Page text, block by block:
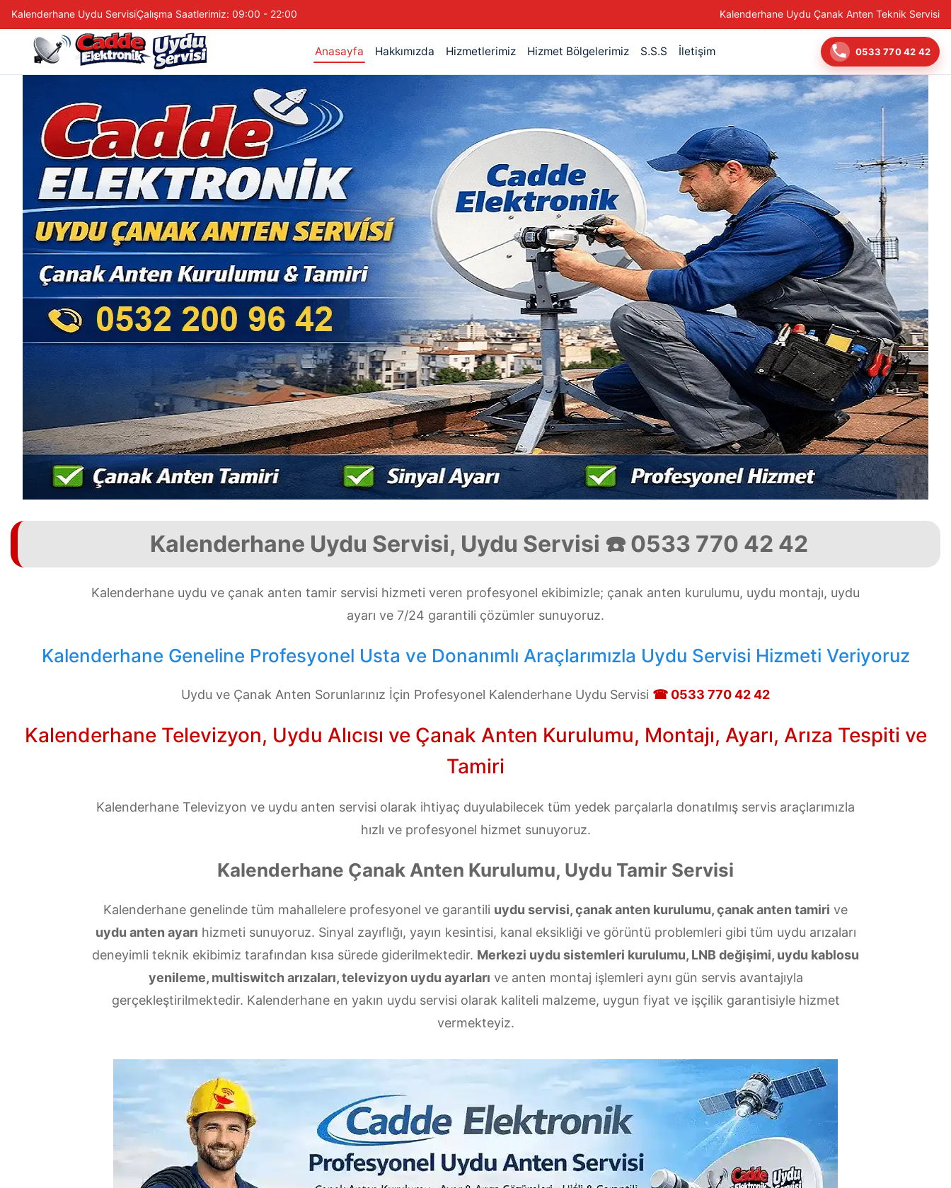
Kalenderhane Uydu ServisiÇalışma Saatlerimiz: 09:00 - 22:00 Kalenderhane Uydu Çanak Anten Teknik Servisi
Anasayfa Hakkımızda Hizmetlerimiz Hizmet Bölgelerimiz S.S.S İletişim 0533 770 42 42
Kalenderhane Uydu Servisi, Uydu Servisi ☎️ 0533 770 42 42
Kalenderhane uydu ve çanak anten tamir servisi hizmeti veren profesyonel ekibimizle; çanak anten kurulumu, uydu montajı, uydu
ayarı ve 7/24 garantili çözümler sunuyoruz.
Kalenderhane Geneline Profesyonel Usta ve Donanımlı Araçlarımızla Uydu Servisi Hizmeti Veriyoruz
Uydu ve Çanak Anten Sorunlarınız İçin Profesyonel Kalenderhane Uydu Servisi ☎ 0533 770 42 42
Kalenderhane Televizyon, Uydu Alıcısı ve Çanak Anten Kurulumu, Montajı, Ayarı, Arıza Tespiti ve
Tamiri
Kalenderhane Televizyon ve uydu anten servisi olarak ihtiyaç duyulabilecek tüm yedek parçalarla donatılmış servis araçlarımızla
hızlı ve profesyonel hizmet sunuyoruz.
Kalenderhane Çanak Anten Kurulumu, Uydu Tamir Servisi
Kalenderhane genelinde tüm mahallelere profesyonel ve garantili uydu servisi, çanak anten kurulumu, çanak anten tamiri ve
uydu anten ayarı hizmeti sunuyoruz. Sinyal zayıflığı, yayın kesintisi, kanal eksikliği ve görüntü problemleri gibi tüm uydu arızaları
deneyimli teknik ekibimiz tarafından kısa sürede giderilmektedir. Merkezi uydu sistemleri kurulumu, LNB değişimi, uydu kablosu
yenileme, multiswitch arızaları, televizyon uydu ayarları ve anten montaj işlemleri aynı gün servis avantajıyla
gerçekleştirilmektedir. Kalenderhane en yakın uydu servisi olarak kaliteli malzeme, uygun fiyat ve işçilik garantisiyle hizmet
vermekteyiz.